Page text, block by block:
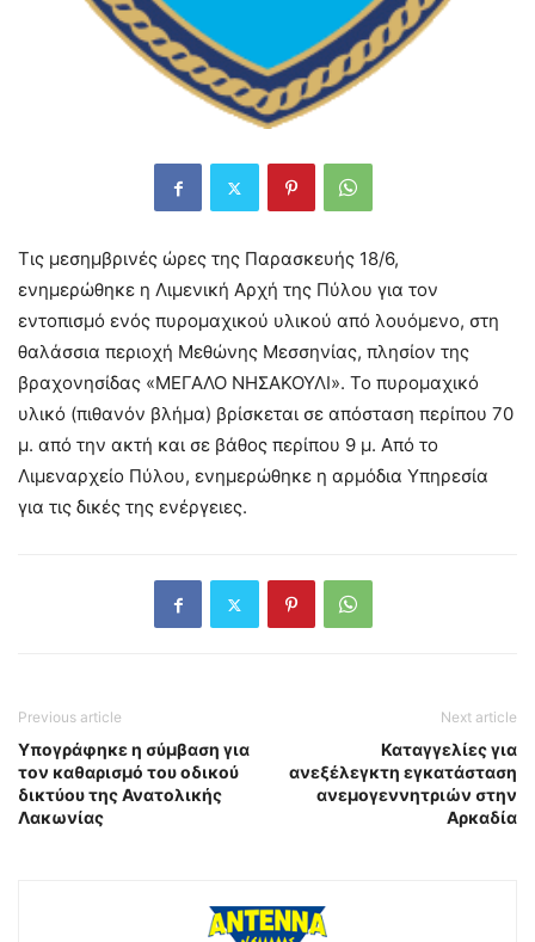
Τις μεσημβρινές ώρες της Παρασκευής 18/6,
ενημερώθηκε η Λιμενική Αρχή της Πύλου για τον
εντοπισμό ενός πυρομαχικού υλικού από λουόμενο, στη
θαλάσσια περιοχή Μεθώνης Μεσσηνίας, πλησίον της
βραχονησίδας «ΜΕΓΑΛΟ ΝΗΣΑΚΟΥΛΙ». Το πυρομαχικό
υλικό (πιθανόν βλήμα) βρίσκεται σε απόσταση περίπου 70
μ. από την ακτή και σε βάθος περίπου 9 μ. Από το
Λιμεναρχείο Πύλου, ενημερώθηκε η αρμόδια Υπηρεσία
για τις δικές της ενέργειες.
Previous article
Υπογράφηκε η σύμβαση για
τον καθαρισμό του οδικού
δικτύου της Ανατολικής
Λακωνίας
Next article
Καταγγελίες για
ανεξέλεγκτη εγκατάσταση
ανεμογεννητριών στην
Αρκαδία